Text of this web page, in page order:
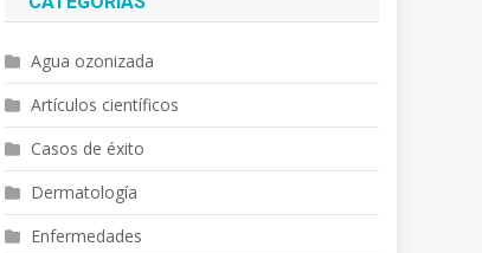
Agua ozonizada
Artículos científicos
Casos de éxito
Dermatología
Enfermedades